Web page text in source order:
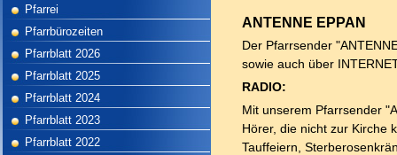
Pfarrei
Pfarrbürozeiten
Pfarrblatt 2026
Pfarrblatt 2025
Pfarrblatt 2024
Pfarrblatt 2023
Pfarrblatt 2022
ANTENNE EPPAN
Der Pfarrsender
sowie auch über
RADIO:
Mit unserem Pfarrsender
Hörer, die nicht zur Kirche
Tauffeiern,